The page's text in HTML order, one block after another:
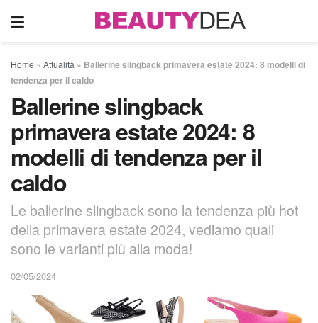
Home » Attualità » Ballerine slingback primavera estate 2024: 8 modelli di
tendenza per il caldo
Ballerine slingback
primavera estate 2024: 8
modelli di tendenza per il
caldo
Le ballerine slingback sono la tendenza più hot
della primavera estate 2024, vediamo quali
sono le varianti più alla moda!
02/05/2024